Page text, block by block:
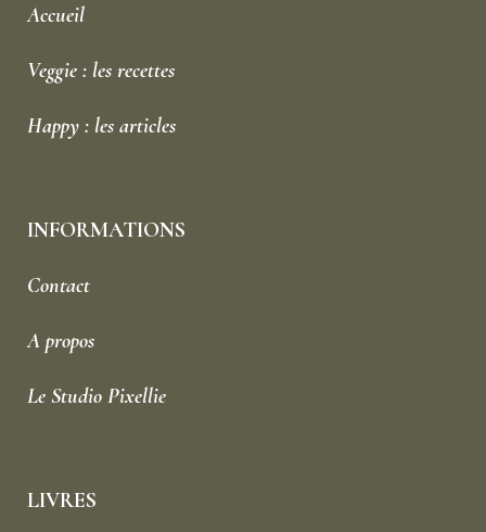
Accueil
Veggie : les recettes
Happy : les articles
INFORMATIONS
Contact
A propos
Le Studio Pixellie
LIVRES